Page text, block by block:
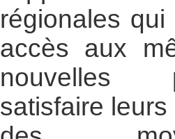
régionales
accès aux
nouvelles
satisfaire